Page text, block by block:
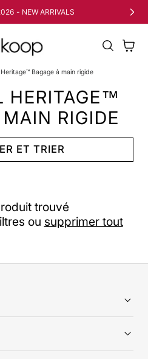
- NEW ARRIVALS
Panier
Bagage à main rigide
HERITAGE™
RIGIDE
ET TRIER
trouvé
ou supprimer tout